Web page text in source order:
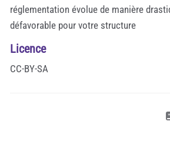
réglementation évolue de manière
défavorable pour votre structure
Licence
CC-BY-SA